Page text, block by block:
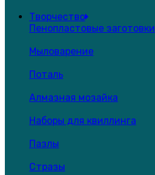
Творчество
Пенопластовые заготовки
Мыловарение
Поталь
Алмазная мозайка
Наборы для квиллинга
Пазлы
Стразы